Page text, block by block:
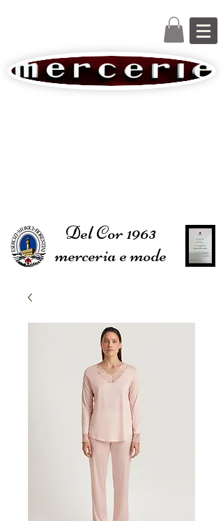
Del Cor 1963
merceria e mode